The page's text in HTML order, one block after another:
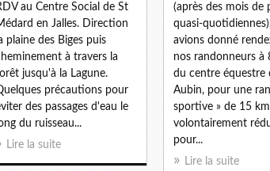
au Centre Social de St
en Jalles. Direction
plaine des Biges puis
à travers la
jusqu'à la Lagune.
précautions pour
des passages d'eau le
du ruisseau...
Lire la suite
(après des mois de
quasi-
avions donné
nos randonneurs à
du centre équestre
Aubin, pour une
sportive » de 15
volontairement
pour...
Lire la suite